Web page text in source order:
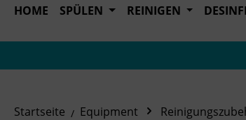
HOME SPÜLEN REINIGEN
Startseite Equipment